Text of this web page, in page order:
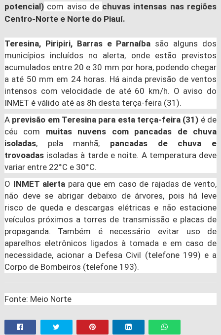
potencial)com aviso de chuvas intensas nas regiões
Centro-Norte e Norte do Piauí.
Teresina, Piripiri, Barras e Parnaíba são alguns dos
municípios incluídos no alerta, onde estão previstos
acumulados entre 20 e 30 mm por hora, podendo chegar
a até 50 mm em 24 horas. Há ainda previsão de ventos
intensos com velocidade de até 60 km/h. O aviso do
INMET é válido até as 8h desta terça-feira (31).
Aprevisão em Teresina para esta terça-feira (31) é de
céu com muitas nuvens com pancadas de chuva
isoladas, pela manhã; pancadas de chuva e
trovoadasisoladas à tarde e noite. A temperatura deve
variar entre 22°C e 30°C.
O INMET alerta para que em caso de rajadas de vento,
não deve se abrigar debaixo de árvores, pois há leve
risco de queda e descargas elétricas e não estacione
veículos próximos a torres de transmissão e placas de
propaganda. Também é necessário evitar uso de
aparelhos eletrônicos ligados à tomada e em caso de
necessidade, acionar a Defesa Civil (telefone 199) e a
Corpo de Bombeiros (telefone 193).
Fonte: Meio Norte